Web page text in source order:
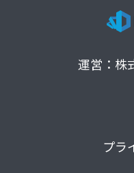
運営：株
プラ